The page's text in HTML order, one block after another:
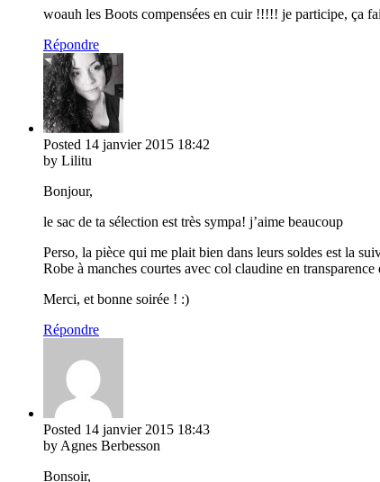
woauh les Boots compensées en cuir !!!!! je participe, ça
Répondre
Posted 14 janvier 2015 18:42
by Lilitu
Bonjour,
le sac de ta sélection est très sympa! j’aime beaucoup
Perso, la pièce qui me plait bien dans leurs soldes est la
Robe à manches courtes avec col claudine en transparence
Merci, et bonne soirée ! :)
Répondre
Posted 14 janvier 2015 18:43
by Agnes Berbesson
Bonsoir,